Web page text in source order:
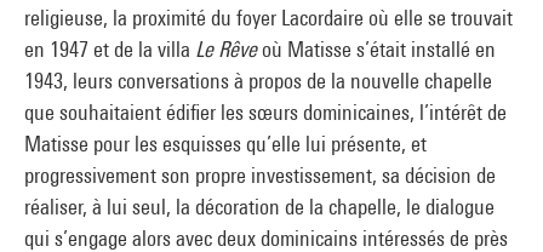
religieuse, la proximité du foyer Lacordaire où elle se trouvait
en 1947 et de la villa Le Rêveoù Matisse s’était installé en
1943, leurs conversations à propos de la nouvelle chapelle
que souhaitaient édifier les sœurs dominicaines, l’intérêt de
Matisse pour les esquisses qu’elle lui présente, et
progressivement son propre investissement, sa décision de
réaliser, à lui seul, la décoration de la chapelle, le dialogue
qui s’engage alors avec deux dominicains intéressés de près